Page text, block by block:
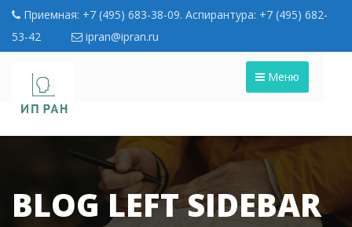
Приемная: +7 (495) 683-38-09. Аспирантура: +7 (495) 682-
53-42
ipran@ipran.ru
Меню
BLOG LEFT SIDEBAR